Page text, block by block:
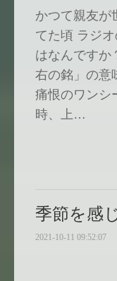
かつて親友が
てた頃 ラジ
はなんですか
右の銘」の意
痛恨のワンシ
時、上…
季節を感
2021-10-11 09:52:07